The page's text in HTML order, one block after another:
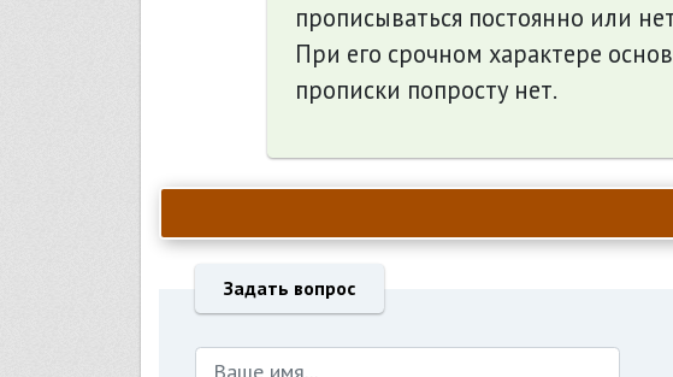
прописываться постоянно или
При его срочном характере
прописки попросту нет.
Задать вопрос